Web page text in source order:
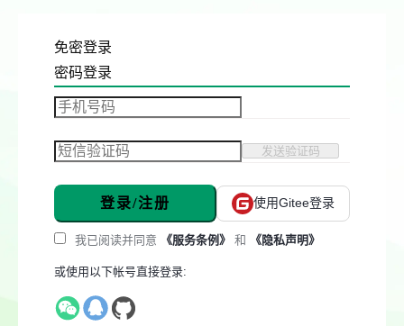
免密登录
密码登录
发送验证码
登录/注册 使用Gitee登录
我已阅读并同意 《服务条例》 和 《隐私声明》
或使用以下帐号直接登录: